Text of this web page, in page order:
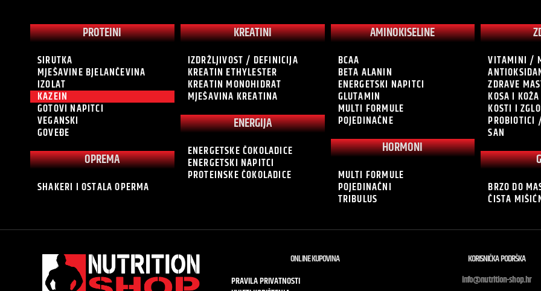
PROTEINI
SIRUTKA
MJEŠAVINE BJELANČEVINA
IZOLAT
KAZEIN
GOTOVI NAPITCI
VEGANSKI
GOVEĐE
OPREMA
SHAKERI I OSTALA OPERMA
KREATINI
IZDRŽLJIVOST / DEFINICIJA
KREATIN ETHYLESTER
KREATIN MONOHIDRAT
MJEŠAVINA KREATINA
ENERGIJA
ENERGETSKE ČOKOLADICE
ENERGETSKI NAPITCI
PROTEINSKE ČOKOLADICE
AMINOKISELINE
BCAA
BETA ALANIN
ENERGETSKI NAPITCI
GLUTAMIN
MULTI FORMULE
POJEDINAČNE
HORMONI
MULTI FORMULE
POJEDINAČNI
TRIBULUS
VITAMINI /
ZDRAVE
KOSA I KOŽA
KOSTI I
PROBIOTICI
SAN
BRZO DO
ČISTA
ONLINE KUPOVINA
PRAVILA PRIVATNOSTI
KORISNIČKA PODRŠKA
info@nutrition-shop.hr